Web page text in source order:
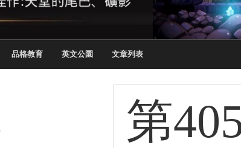
品格教育 英文公園 文章列表
第